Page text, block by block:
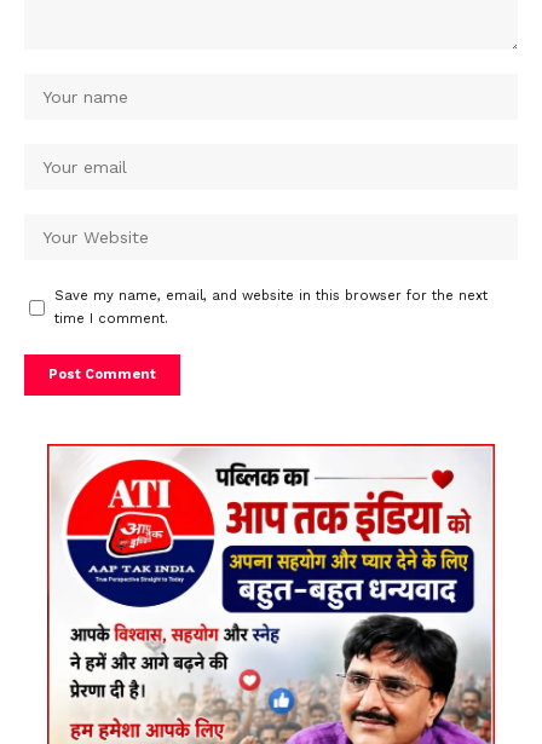
Save my name, email, and website in this browser for the next
time I comment.